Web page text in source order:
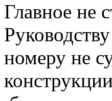
Главное не
номеру не